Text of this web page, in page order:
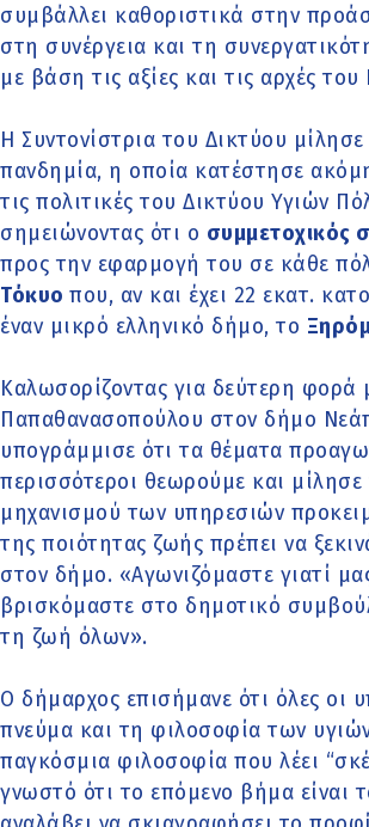
συμβάλλει καθοριστικά στην
στη συνέργεια και τη
με βάση τις αξίες και τις αρχές
Η Συντονίστρια του Δικτύου
πανδημία, η οποία κατέστησε
τις πολιτικές του Δικτύου Υγιών
σημειώνοντας ότι ο συμμετοχικός
προς την εφαρμογή του σε κάθε
Τόκυο που, αν και έχει 22 εκατ.
έναν μικρό ελληνικό δήμο, το
Καλωσορίζοντας για δεύτερη
Παπαθανασοπούλου στον δήμο
υπογράμμισε ότι τα θέματα
περισσότεροι θεωρούμε και
μηχανισμού των υπηρεσιών
της ποιότητας ζωής πρέπει να
στον δήμο. «Αγωνιζόμαστε γιατί
βρισκόμαστε στο δημοτικό
τη ζωή όλων».
Ο δήμαρχος επισήμανε ότι όλες οι
πνεύμα και τη φιλοσοφία των
παγκόσμια φιλοσοφία που λέει
γνωστό ότι το επόμενο βήμα είναι